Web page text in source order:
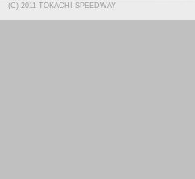
(C) 2011 TOKACHI SPEEDWAY